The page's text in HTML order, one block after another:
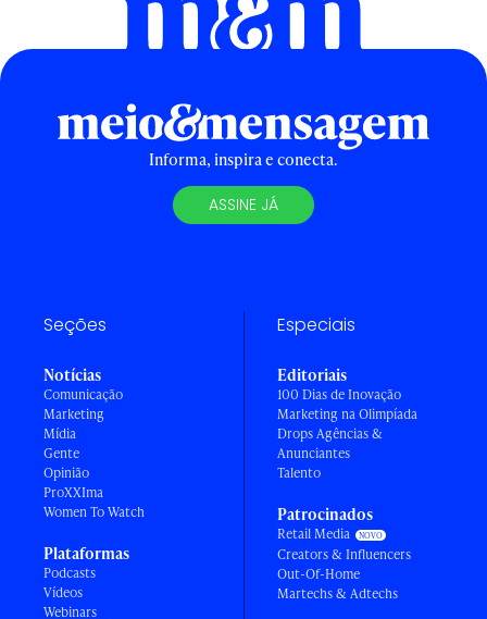
Informa, inspira e conecta.
ASSINE JÁ
Seções
Notícias
Comunicação
Marketing
Mídia
Gente
Opinião
ProXXIma
Women To Watch
Plataformas
Podcasts
Vídeos
Webinars
Especiais
Editoriais
100 Dias de Inovação
Marketing na Olimpíada
Drops Agências &
Anunciantes
Talento
Patrocinados
Retail Media
Creators & Influencers
Out-Of-Home
Martechs & Adtechs